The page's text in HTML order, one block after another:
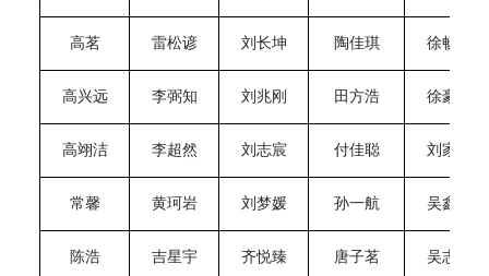
高茗 雷松谚 刘长坤 陶佳琪 徐畅凌
高兴远 李弼知 刘兆刚 田方浩 徐豪骏
高翊洁 李超然 刘志宸 付佳聪 刘家怡
常馨 黄珂岩 刘梦媛 孙一航 吴鑫泉
陈浩 吉星宇 齐悦臻 唐子茗 吴志伟